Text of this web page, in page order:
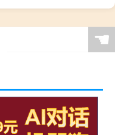
☚